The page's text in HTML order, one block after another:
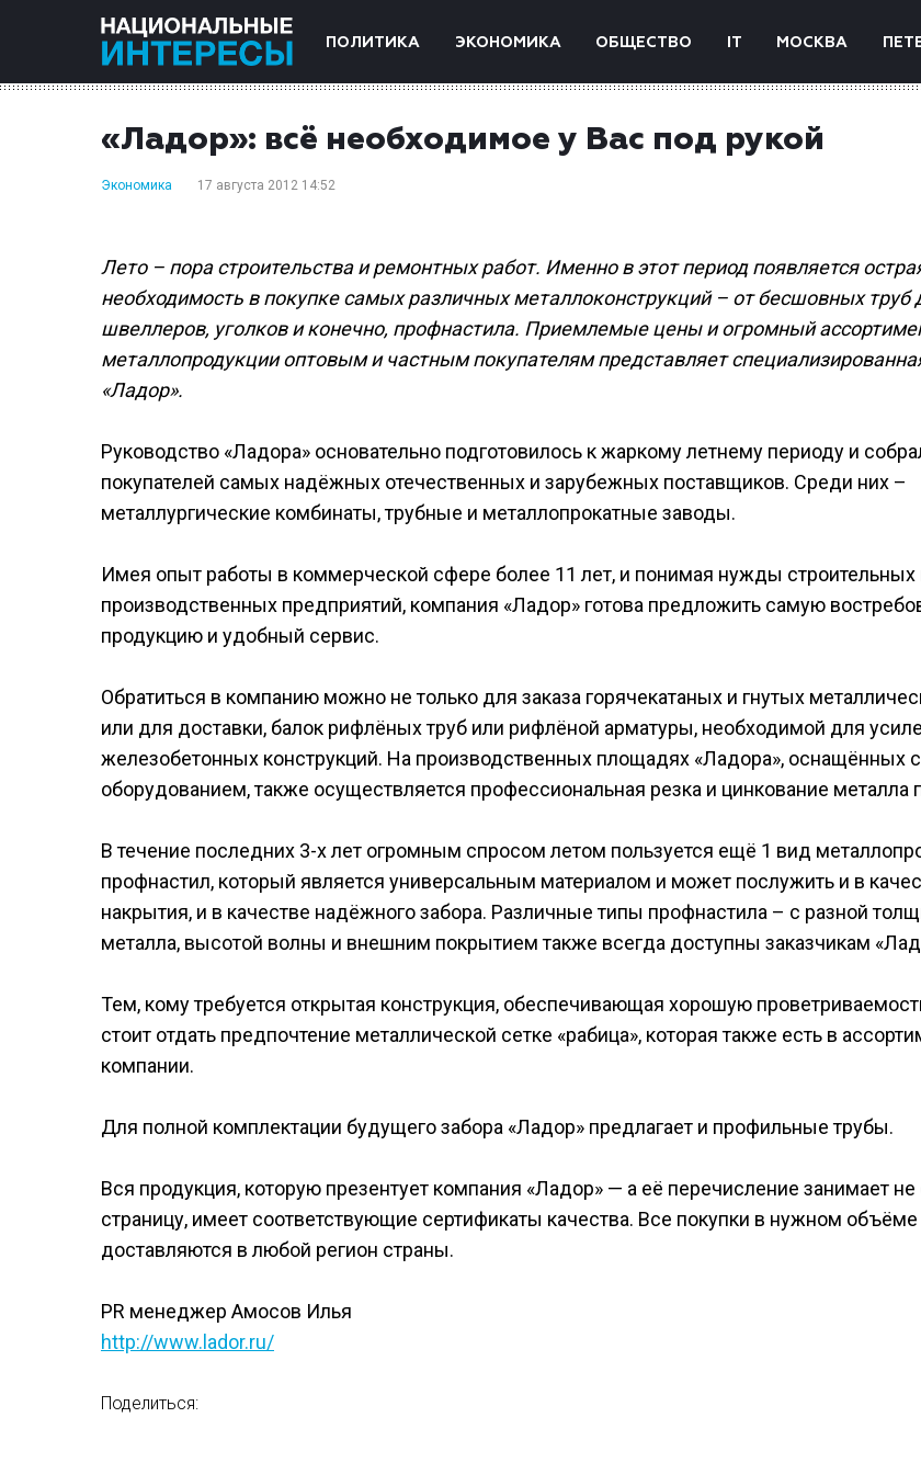
ПОЛИТИКА ЭКОНОМИКА ОБЩЕСТВО IT МОСКВА
«Ладор»: всё необходимое у Вас под рукой
Экономика 17 августа 2012 14:52
Лето – пора строительства и ремонтных работ. Именно в этот период появляется
необходимость в покупке самых различных металлоконструкций – от бесшовных труб
швеллеров, уголков и конечно, профнастила. Приемлемые цены и огромный
металлопродукции оптовым и частным покупателям представляет
«Ладор».
Руководство «Ладора» основательно подготовилось к жаркому летнему периоду и
покупателей самых надёжных отечественных и зарубежных поставщиков. Среди них –
металлургические комбинаты, трубные и металлопрокатные заводы.
Имея опыт работы в коммерческой сфере более 11 лет, и понимая нужды строительных
производственных предприятий, компания «Ладор» готова предложить самую
продукцию и удобный сервис.
Обратиться в компанию можно не только для заказа горячекатаных и гнутых
или для доставки, балок рифлёных труб или рифлёной арматуры, необходимой для
железобетонных конструкций. На производственных площадях «Ладора», оснащённых
оборудованием, также осуществляется профессиональная резка и цинкование металла
В течение последних 3-х лет огромным спросом летом пользуется ещё 1 вид
профнастил, который является универсальным материалом и может послужить и в
накрытия, и в качестве надёжного забора. Различные типы профнастила – с разной
металла, высотой волны и внешним покрытием также всегда доступны заказчикам
Тем, кому требуется открытая конструкция, обеспечивающая хорошую
стоит отдать предпочтение металлической сетке «рабица», которая также есть в
компании.
Для полной комплектации будущего забора «Ладор» предлагает и профильные трубы.
Вся продукция, которую презентует компания «Ладор» — а её перечисление занимает не
страницу, имеет соответствующие сертификаты качества. Все покупки в нужном
доставляются в любой регион страны.
PR менеджер Амосов Илья
http://www.lador.ru/
Поделиться: